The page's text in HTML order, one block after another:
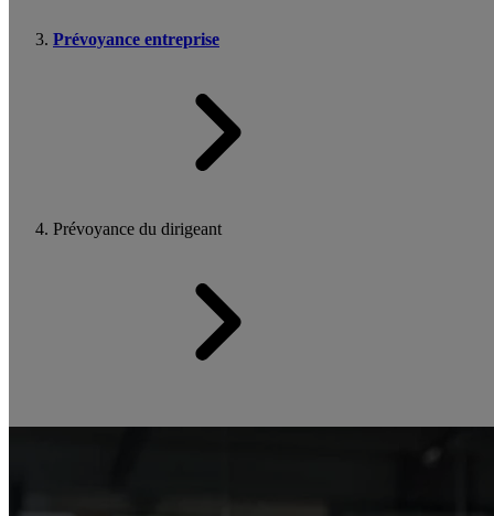
Prévoyance entreprise
Prévoyance du dirigeant